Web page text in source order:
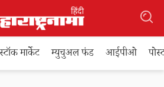
स्टॉक मार्केट म्युचुअल फंड आईपीओ